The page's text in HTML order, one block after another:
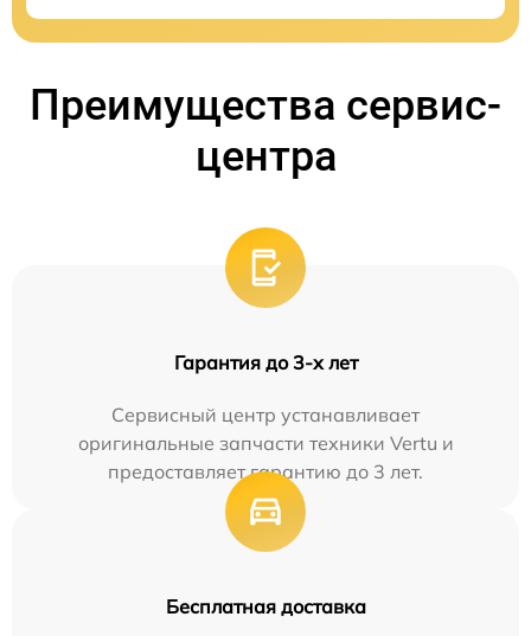
Преимущества сервис-
центра
Гарантия до 3-х лет
Сервисный центр устанавливает
оригинальные запчасти техники Vertu и
предоставляет гарантию до 3 лет.
Бесплатная доставка